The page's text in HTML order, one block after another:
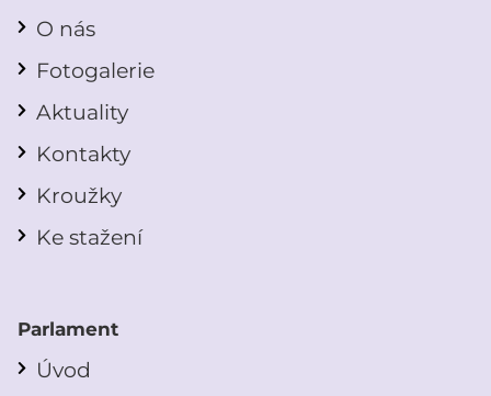
O nás
Fotogalerie
Aktuality
Kontakty
Kroužky
Ke stažení
Parlament
Úvod